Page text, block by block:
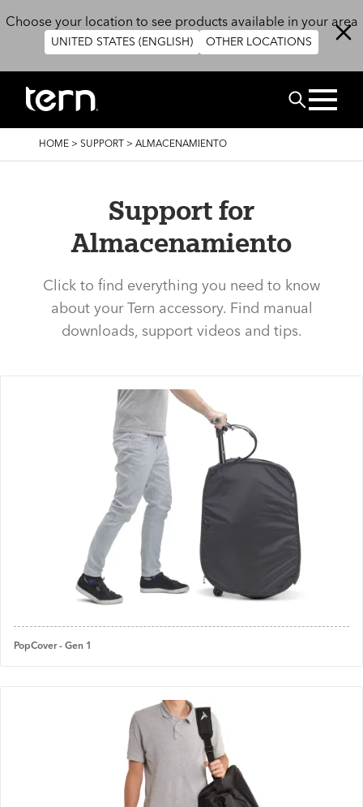
Choose your location to see products available in your area
UNITED STATES (ENGLISH) OTHER LOCATIONS
BUSCAR
BREADCRUMB
HOME > SUPPORT > ALMACENAMIENTO
Support for
Almacenamiento
Click to find everything you need to know
about your Tern accessory. Find manual
downloads, support videos and tips.
PopCover - Gen 1